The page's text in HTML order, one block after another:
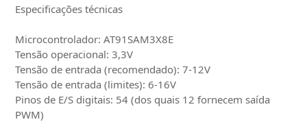
Especificações técnicas
Microcontrolador: AT91SAM3X8E
Tensão operacional: 3,3V
Tensão de entrada (recomendado): 7-12V
Tensão de entrada (limites): 6-16V
Pinos de E/S digitais: 54 (dos quais 12 fornecem saída
PWM)